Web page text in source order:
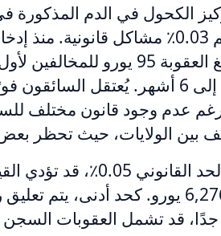
الكحول في الدم المذكورة
السائقون الذين تتجاوز نسبتهم 0.03٪
2025 لزيادة الغرامات، قد تبلغ
الأولى إلى السجن لمدة تصل إلى 6 أشهر.
عدم وجود قانون مختلف
الولايات، حيث تحظر بعض
في جنوب أفريقيا، حيث يبلغ
قد تشمل العقوبات السجن لمدة